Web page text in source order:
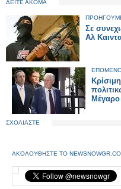
ΔΕΙΤΕ ΑΚΟΜΑ
Σε
Αλ
ΣΧΟΛΙΑΣΤΕ
ΑΚΟΛΟΥΘΗΣΤΕ ΤΟ